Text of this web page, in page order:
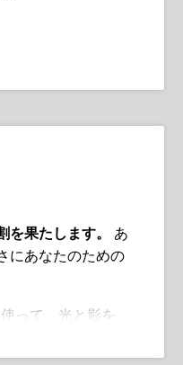
ードを再現する
果たします。
あ
にあなたのための
って、光と影を